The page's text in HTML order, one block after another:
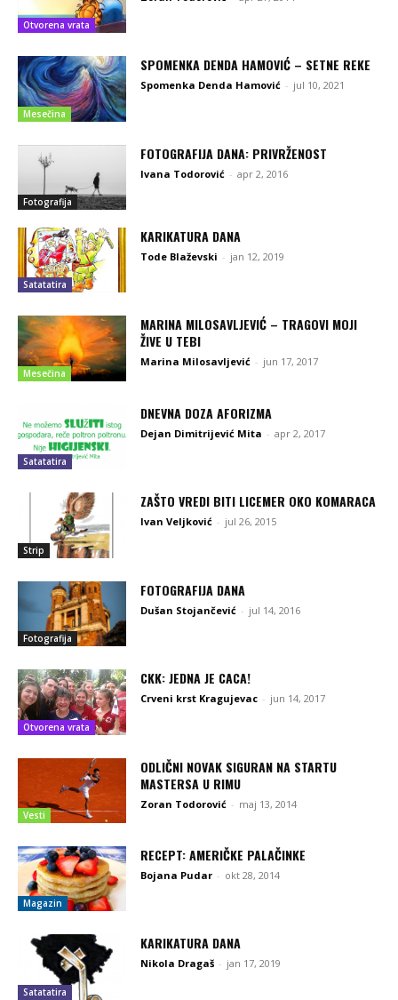
Otvorena vrata
Mesečina
SPOMENKA DENDA HAMOVIĆ – SETNE REKE
Spomenka Denda Hamović - jul 10, 2021
Fotografija
FOTOGRAFIJA DANA: PRIVRŽENOST
Ivana Todorović - apr 2, 2016
Satatatira
KARIKATURA DANA
Tode Blaževski - jan 12, 2019
Mesečina
MARINA MILOSAVLJEVIĆ – TRAGOVI MOJI
ŽIVE U TEBI
Marina Milosavljević - jun 17, 2017
Satatatira
DNEVNA DOZA AFORIZMA
Dejan Dimitrijević Mita - apr 2, 2017
Strip
ZAŠTO VREDI BITI LICEMER OKO KOMARACA
Ivan Veljković - jul 26, 2015
Fotografija
FOTOGRAFIJA DANA
Dušan Stojančević - jul 14, 2016
Otvorena vrata
CKK: JEDNA JE CACA!
Crveni krst Kragujevac - jun 14, 2017
Vesti
ODLIČNI NOVAK SIGURAN NA STARTU
MASTERSA U RIMU
Zoran Todorović - maj 13, 2014
Magazin
RECEPT: AMERIČKE PALAČINKE
Bojana Pudar - okt 28, 2014
Satatatira
KARIKATURA DANA
Nikola Dragaš - jan 17, 2019